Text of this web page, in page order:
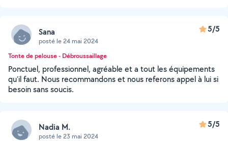
Sana
posté le 24 mai 2024
5/5
Tonte de pelouse - Débroussaillage
Ponctuel, professionnel, agréable et a tout les équipements
qu'il faut. Nous recommandons et nous referons appel à lui si
besoin sans soucis.
Nadia M.
posté le 23 mai 2024
5/5